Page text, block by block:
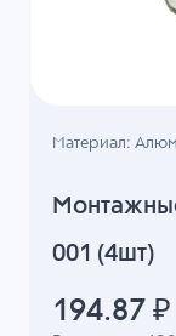
001 (4шт)
Материал:
194.87 ₽